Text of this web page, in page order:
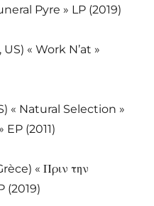
Pyre » LP (2019)
« Work N’at »
« Natural Selection »
(2011)
« Πριν την
(2019)